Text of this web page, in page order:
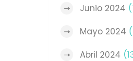
Junio 2024
Mayo 2024
Abril 2024